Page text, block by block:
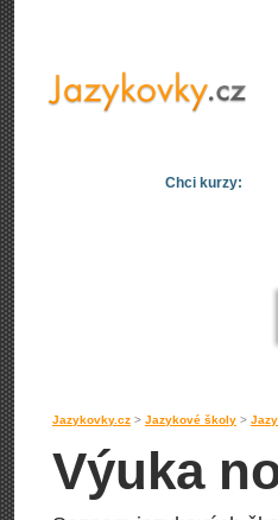
Chci kurzy:
Jazykovky.cz > Jazykové školy >
Výuka